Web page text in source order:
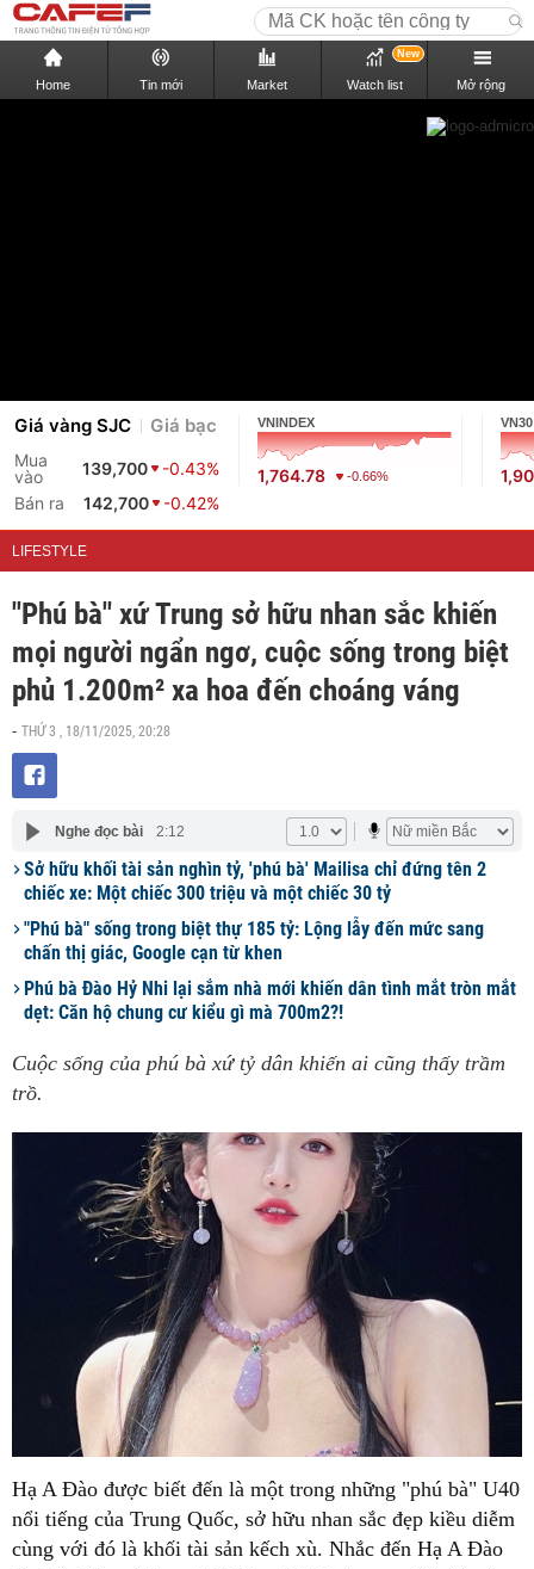
Home Tin mới Market Watch list
New
Mở rộng
Giá vàng SJC Giá bạc
Mua
vào
139,700
-0.43%
Bán ra
142,700 -0.42%
VNINDEX
1,764.78 -0.66%
VN30
LIFESTYLE
"Phú bà" xứ Trung sở hữu nhan sắc khiến
mọi người ngẩn ngơ, cuộc sống trong biệt
phủ 1.200m² xa hoa đến choáng váng
- THỨ 3 , 18/11/2025, 20:28
Nghe đọc bài 2:12
Sở hữu khối tài sản nghìn tỷ, 'phú bà' Mailisa chỉ đứng tên 2
chiếc xe: Một chiếc 300 triệu và một chiếc 30 tỷ
"Phú bà" sống trong biệt thự 185 tỷ: Lộng lẫy đến mức sang
chấn thị giác, Google cạn từ khen
Phú bà Đào Hỷ Nhi lại sắm nhà mới khiến dân tình mắt tròn mắt
dẹt: Căn hộ chung cư kiểu gì mà 700m2?!
Cuộc sống của phú bà xứ tỷ dân khiến ai cũng thấy trầm
trồ.
Hạ A Đào được biết đến là một trong những "phú bà" U40
nổi tiếng của Trung Quốc, sở hữu nhan sắc đẹp kiều diễm
cùng với đó là khối tài sản kếch xù. Nhắc đến Hạ A Đào